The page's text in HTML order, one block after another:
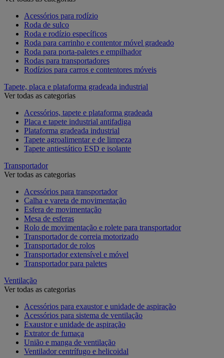
Acessórios para rodízio
Roda de sulco
Roda e rodízio específicos
Roda para carrinho e contentor móvel gradeado
Roda para porta-paletes e empilhador
Rodas para transportadores
Rodízios para carros e contentores móveis
Tapete, placa e plataforma gradeada industrial
Ver todas as categorias
Acessórios, tapete e plataforma gradeada
Placa e tapete industrial antifadiga
Plataforma gradeada industrial
Tapete agroalimentar e de limpeza
Tapete antiestático ESD e isolante
Transportador
Ver todas as categorias
Acessórios para transportador
Calha e vareta de movimentação
Esfera de movimentação
Mesa de esferas
Rolo de movimentação e rolete para transportador
Transportador de correia motorizado
Transportador de rolos
Transportador extensível e móvel
Transportador para paletes
Ventilação
Ver todas as categorias
Acessórios para exaustor e unidade de aspiração
Acessórios para sistema de ventilação
Exaustor e unidade de aspiração
Extrator de fumaça
União e manga de ventilação
Ventilador centrífugo e helicoidal